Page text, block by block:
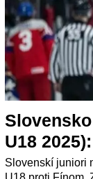
U18
Slovenskí juniori